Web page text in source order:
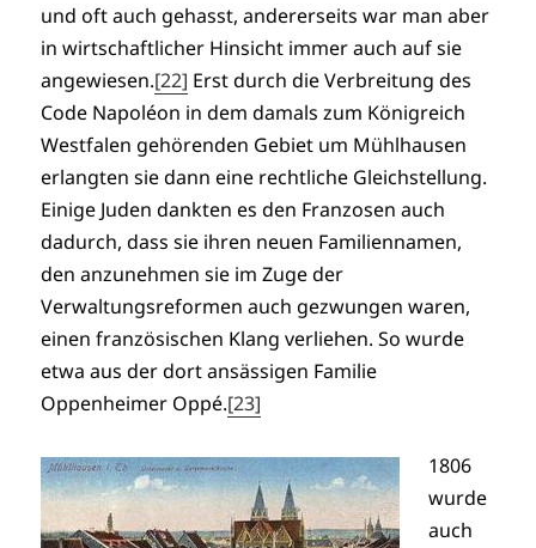
und oft auch gehasst, andererseits war man aber
in wirtschaftlicher Hinsicht immer auch auf sie
angewiesen.[22] Erst durch die Verbreitung des
Code Napoléon in dem damals zum Königreich
Westfalen gehörenden Gebiet um Mühlhausen
erlangten sie dann eine rechtliche Gleichstellung.
Einige Juden dankten es den Franzosen auch
dadurch, dass sie ihren neuen Familiennamen,
den anzunehmen sie im Zuge der
Verwaltungsreformen auch gezwungen waren,
einen französischen Klang verliehen. So wurde
etwa aus der dort ansässigen Familie
Oppenheimer Oppé.[23]
1806
wurde
auch